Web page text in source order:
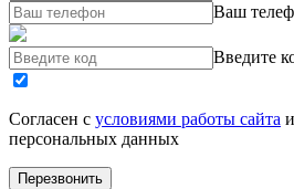
Ваш
Введите
Согласен с условиями работы сайта
персональных данных